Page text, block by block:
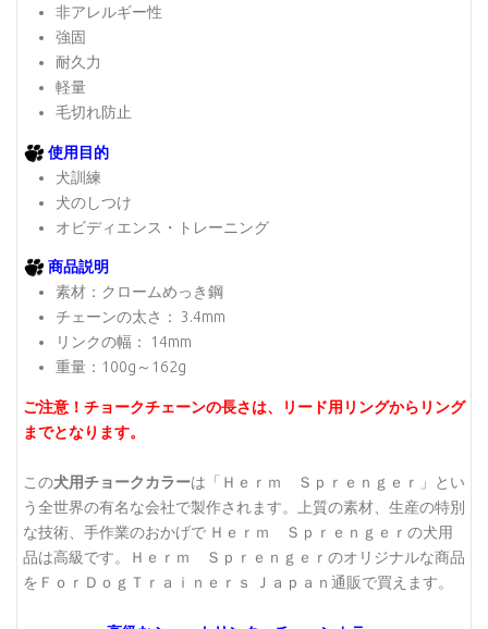
非アレルギー性
強固
耐久力
軽量
毛切れ防止
使用目的
犬訓練
犬のしつけ
オビディエンス・トレーニング
商品説明
素材：クロームめっき鋼
チェーンの太さ： 3.4mm
リンクの幅： 14mm
重量：100g～162g
ご注意！チョークチェーンの長さは、リード用リングからリング
までとなります。
この犬用チョークカラーは「Ｈｅｒｍ Ｓｐｒｅｎｇｅｒ」とい
う全世界の有名な会社で製作されます。上質の素材、生産の特別
な技術、手作業のおかげで Ｈｅｒｍ Ｓｐｒｅｎｇｅｒの犬用
品は高級です。Ｈｅｒｍ Ｓｐｒｅｎｇｅｒのオリジナルな商品
をＦｏｒＤｏｇＴｒａｉｎｅｒｓ Ｊａｐａｎ通販で買えます。